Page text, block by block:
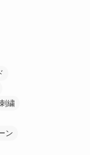
刺繍
ン